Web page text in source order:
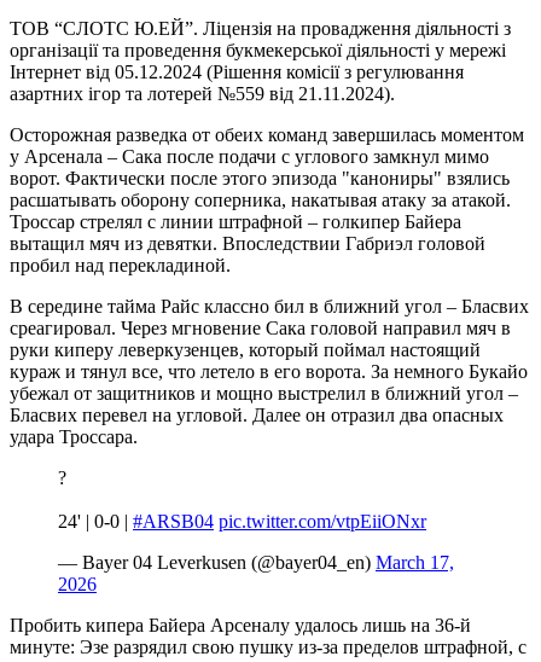
ТОВ “СЛОТС Ю.ЕЙ”. Ліцензія на провадження діяльності з
організації та проведення букмекерської діяльності у мережі
Інтернет від 05.12.2024 (Рішення комісії з регулювання
азартних ігор та лотерей №559 від 21.11.2024).
Осторожная разведка от обеих команд завершилась моментом
у Арсенала – Сака после подачи с углового замкнул мимо
ворот. Фактически после этого эпизода "канониры" взялись
расшатывать оборону соперника, накатывая атаку за атакой.
Троссар стрелял с линии штрафной – голкипер Байера
вытащил мяч из девятки. Впоследствии Габриэл головой
пробил над перекладиной.
В середине тайма Райс классно бил в ближний угол – Бласвих
среагировал. Через мгновение Сака головой направил мяч в
руки киперу леверкузенцев, который поймал настоящий
кураж и тянул все, что летело в его ворота. За немного Букайо
убежал от защитников и мощно выстрелил в ближний угол –
Бласвих перевел на угловой. Далее он отразил два опасных
удара Троссара.
?
24' | 0-0 | #ARSB04 pic.twitter.com/vtpEiiONxr
— Bayer 04 Leverkusen (@bayer04_en) March 17,
2026
Пробить кипера Байера Арсеналу удалось лишь на 36-й
минуте: Эзе разрядил свою пушку из-за пределов штрафной, с